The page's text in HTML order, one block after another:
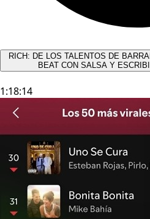
RICH: DE LOS TALENTOS DE
BEAT CON SALSA Y
1:18:14